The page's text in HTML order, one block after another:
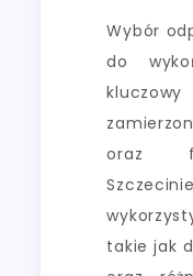
Wybór
do
oraz
takie jak